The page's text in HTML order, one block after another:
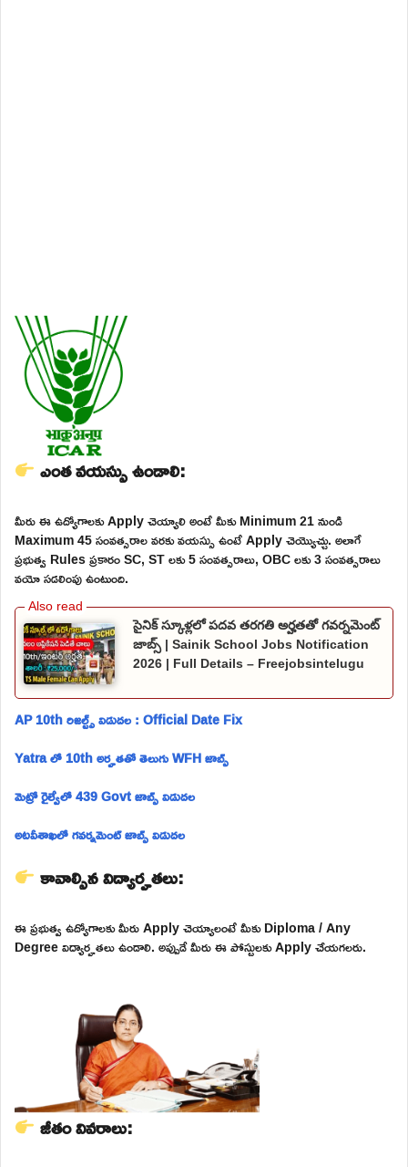
ఎంత వయస్సు ఉండాలి:
మీరు ఈ ఉద్యోగాలకు Apply చెయ్యాలి అంటే మీకు Minimum 21 నుండి
Maximum 45 సంవత్సరాల వరకు వయస్సు ఉంటే Apply చెయ్యొచ్చు. అలాగే
ప్రభుత్వ Rules ప్రకారం SC, ST లకు 5 సంవత్సరాలు, OBC లకు 3 సంవత్సరాలు
వయో సడలింపు ఉంటుంది.
సైనిక్ స్కూళ్లలో పదవ తరగతి అర్హతతో గవర్నమెంట్
జాబ్స్ | Sainik School Jobs Notification
2026 | Full Details – Freejobsintelugu
AP 10th రిజల్ట్స్ విడుదల : Official Date Fix
Yatra లో 10th అర్హతతో తెలుగు WFH జాబ్స్
మెట్రో రైల్వేలో 439 Govt జాబ్స్ విడుదల
అటవీశాఖలో గవర్నమెంట్ జాబ్స్ విడుదల
కావాల్సిన విద్యార్హతలు:
ఈ ప్రభుత్వ ఉద్యోగాలకు మీరు Apply చెయ్యాలంటే మీకు Diploma / Any
Degree విద్యార్హతలు ఉండాలి. అప్పుడే మీరు ఈ పోస్టులకు Apply చేయగలరు.
జీతం వివరాలు: